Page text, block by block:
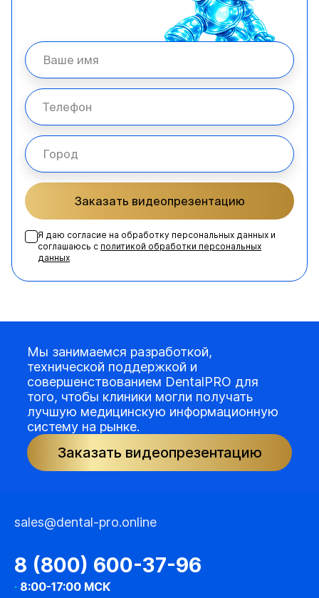
Заказать видеопрезентацию
Я даю согласие на обработку персональных данных и
соглашаюсь с политикой обработки персональных
данных
Мы занимаемся разработкой,
технической поддержкой и
совершенствованием DentalPRO для
того, чтобы клиники могли получать
лучшую медицинскую информационную
систему на рынке.
Заказать видеопрезентацию
sales@dental-pro.online
8 (800) 600-37-96
· 8:00-17:00 МСК